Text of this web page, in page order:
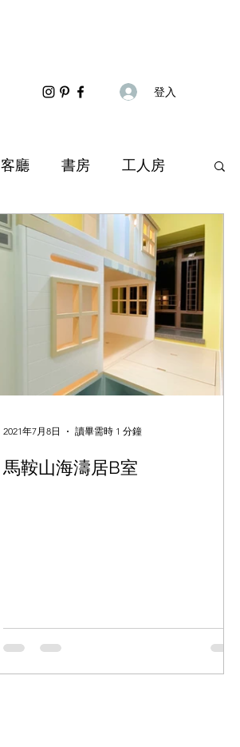
登入
客廳 書房 工人房
馬鞍山海濤居B室
2021年7月8日 讀畢需時 1 分鐘